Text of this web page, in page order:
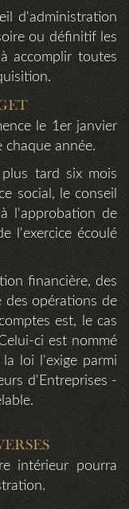
d'administration
ou définitif les
accomplir toutes
le 1er janvier
chaque année.
tard six mois
social, le conseil
l'approbation de
l'exercice écoulé
financière, des
des opérations de
est, le cas
ci est nommé
loi l'exige parmi
d'Entreprises -
intérieur pourra